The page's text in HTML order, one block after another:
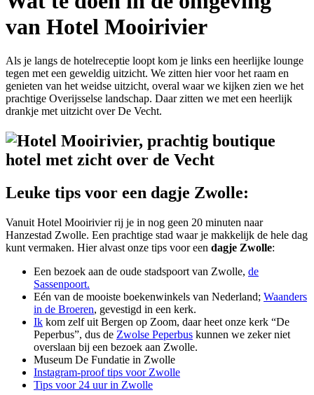
van Hotel Mooirivier
Als je langs de hotelreceptie loopt kom je links een heerlijke lounge
tegen met een geweldig uitzicht. We zitten hier voor het raam en
genieten van het weidse uitzicht, overal waar we kijken zien we het
prachtige Overijsselse landschap. Daar zitten we met een heerlijk
drankje met uitzicht over De Vecht.
Leuke tips voor een dagje Zwolle:
Vanuit Hotel Mooirivier rij je in nog geen 20 minuten naar
Hanzestad Zwolle. Een prachtige stad waar je makkelijk de hele dag
kunt vermaken. Hier alvast onze tips voor een dagje Zwolle:
Een bezoek aan de oude stadspoort van Zwolle, de
Sassenpoort.
Eén van de mooiste boekenwinkels van Nederland; Waanders
in de Broeren, gevestigd in een kerk.
Ik kom zelf uit Bergen op Zoom, daar heet onze kerk “De
Peperbus”, dus de Zwolse Peperbus kunnen we zeker niet
overslaan bij een bezoek aan Zwolle.
Museum De Fundatie in Zwolle
Instagram-proof tips voor Zwolle
Tips voor 24 uur in Zwolle